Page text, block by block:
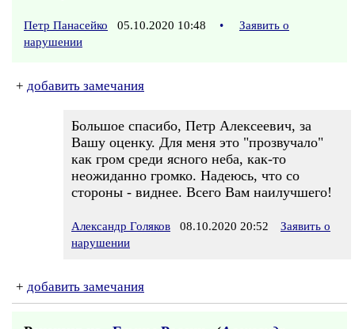
Петр Панасейко 05.10.2020 10:48 •
Заявить о
нарушении
+ добавить замечания
Большое спасибо, Петр Алексеевич, за
Вашу оценку. Для меня это "прозвучало"
как гром среди ясного неба, как-то
неожиданно громко. Надеюсь, что со
стороны - виднее. Всего Вам наилучшего!
Александр Голяков 08.10.2020 20:52
Заявить о
нарушении
+ добавить замечания